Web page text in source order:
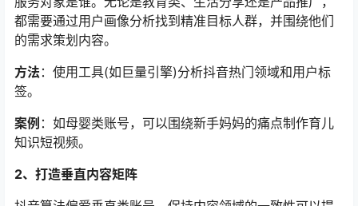
都需要通过用户画像分析找到精准目标人群，并围绕他们
的需求策划内容。
方法 ：使用工具(如巨量引擎)分析抖音热门领域和用户标
签。
案例 ：如母婴类账号，可以围绕新手妈妈的痛点制作育儿
知识短视频。
2、打造垂直内容矩阵